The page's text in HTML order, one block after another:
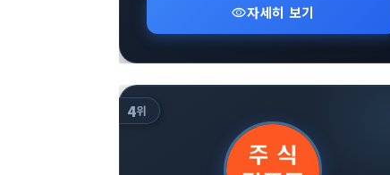
visibility자세히 보기
4위